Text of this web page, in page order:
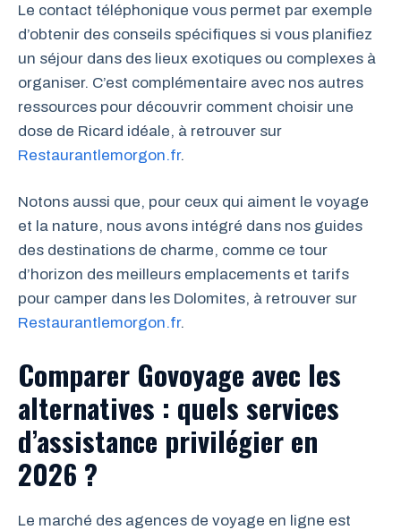
Le contact téléphonique vous permet par exemple
d’obtenir des conseils spécifiques si vous planifiez
un séjour dans des lieux exotiques ou complexes à
organiser. C’est complémentaire avec nos autres
ressources pour découvrir comment choisir une
dose de Ricard idéale, à retrouver sur
Restaurantlemorgon.fr.
Notons aussi que, pour ceux qui aiment le voyage
et la nature, nous avons intégré dans nos guides
des destinations de charme, comme ce tour
d’horizon des meilleurs emplacements et tarifs
pour camper dans les Dolomites, à retrouver sur
Restaurantlemorgon.fr.
Comparer Govoyage avec les
alternatives : quels services
d’assistance privilégier en
2026 ?
Le marché des agences de voyage en ligne est